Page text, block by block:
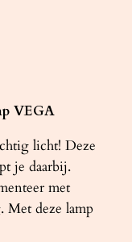
VEGA
licht! Deze
je daarbij.
met
Met deze lamp